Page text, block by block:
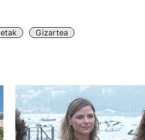
Gizartea